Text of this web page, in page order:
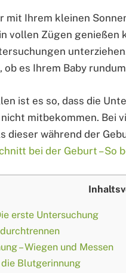
mit Ihrem kleinen
vollen Zügen
ob es Ihrem Baby
ist es so, dass die
nicht mitbekommen. Bei
dieser während der
bei der Geburt – So
erste Untersuchung
– Wiegen und Messen
Blutgerinnung